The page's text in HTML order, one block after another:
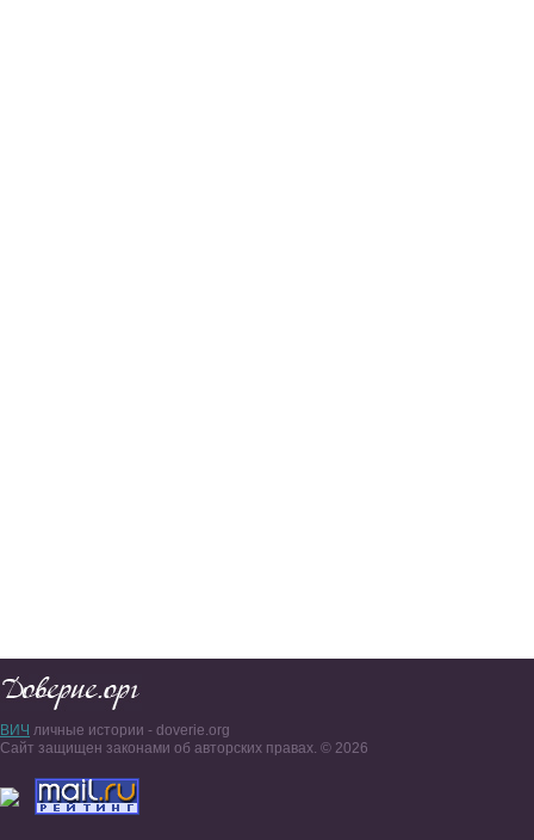
ВИЧ личные истории - doverie.org
Сайт защищен законами об авторских правах. © 2026